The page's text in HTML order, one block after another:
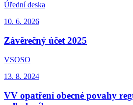
Úřední deska
10. 6. 2026
Závěrečný účet 2025
VSOSO
13. 8. 2024
VV opatření obecné povahy